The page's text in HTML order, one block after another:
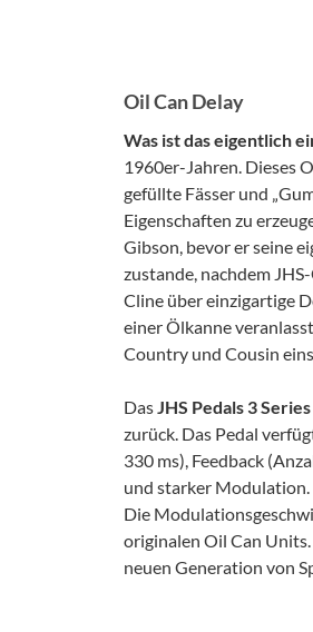
Oil Can Delay
Was ist das eigentlich
1960er-Jahren. Dieses
gefüllte Fässer und
Eigenschaften zu
Gibson, bevor er seine
zustande, nachdem
Cline über einzigartige
einer Ölkanne
Country und Cousin
DasJHS Pedals 3
zurück. Das Pedal
330 ms), Feedback
und starker Modulation.
Die
originalen Oil Can
neuen Generation von